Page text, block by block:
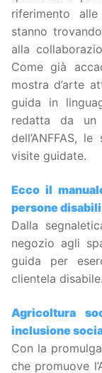
riferimento
stanno
alla
Come già
mostra d’arte
guida in
redatta da un
dell’ANFFAS,
visite guidate.
Ecco il
persone disabili
Dalla
negozio agli
guida per
clientela disabile.
Agricoltura
inclusione
Con la
che promuove